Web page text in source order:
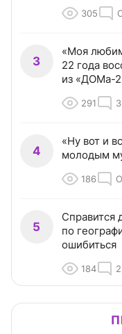
305
3
«Моя
22 года
из «ДОМа-
291 3
4
«Ну вот и
молодым
186
5
Справится
по
ошибиться
184 2